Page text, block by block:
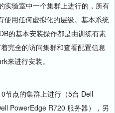
实验室中一个集群上进行的，所有
使用任何虚拟化的层级。基本系统
的基本安装操作都是由训练有素
完全的访问集群和查看配置信息
来进行安装。
点的集群上进行（5台 Dell
PowerEdge R720 服务器），另